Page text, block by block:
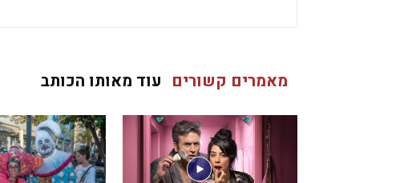
מאמרים קשורים עוד מאותו הכותב